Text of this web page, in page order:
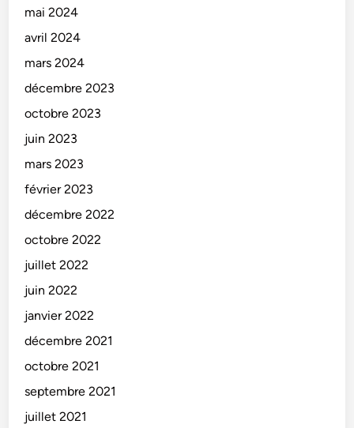
mai 2024
avril 2024
mars 2024
décembre 2023
octobre 2023
juin 2023
mars 2023
février 2023
décembre 2022
octobre 2022
juillet 2022
juin 2022
janvier 2022
décembre 2021
octobre 2021
septembre 2021
juillet 2021